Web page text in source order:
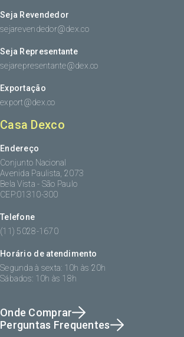
Seja Revendedor
sejarevendedor@dex.co
Seja Representante
sejarepresentante@dex.co
Exportação
export@dex.co
Casa Dexco
Endereço
Conjunto Nacional
Avenida Paulista, 2073
Bela Vista - São Paulo
CEP:01310-300
Telefone
(11) 5028-1670
Horário de atendimento
Segunda à sexta: 10h às 20h
Sábados: 10h às 18h
Onde Comprar
Perguntas Frequentes